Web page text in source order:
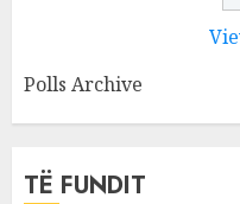
Polls Archive
TË FUNDIT